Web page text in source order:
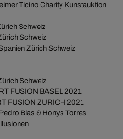
Ticino Charity Kunstauktion
Schweiz
Schweiz
Zürich Schweiz
Schweiz
FUSION BASEL 2021
FUSION ZURICH 2021
Blas & Honys Torres